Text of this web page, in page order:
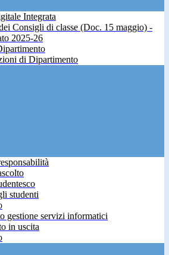
Integrata
Consigli di classe (Doc. 15 maggio) -
2025-26
di Dipartimento
studenti
gestione servizi informatici
in uscita